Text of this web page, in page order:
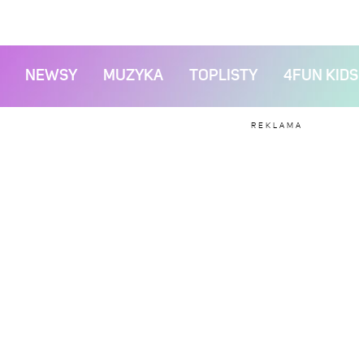
NEWSY MUZYKA TOPLISTY 4FUN KIDS
REKLAMA